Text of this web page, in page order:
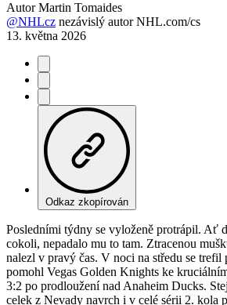
Autor Martin Tomaides
@NHLcz nezávislý autor NHL.com/cs
13. května 2026
Odkaz zkopírován
Posledními týdny se vyloženě protrápil. Ať
cokoli, nepadalo mu to tam. Ztracenou
nalezl v pravý čas. V noci na středu se trefil
pomohl Vegas Golden Knights ke
3:2 po prodloužení nad Anaheim Ducks.
celek z Nevady navrch i v celé sérii 2. kola